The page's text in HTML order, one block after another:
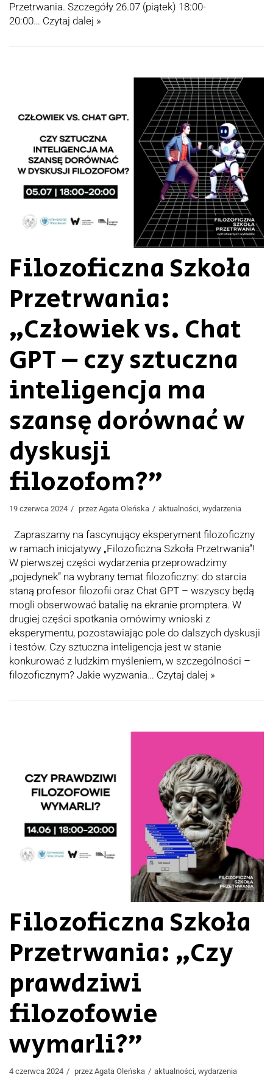
Przetrwania. Szczegóły 26.07 (piątek) 18:00-
20:00… Czytaj dalej »
Filozoficzna Szkoła
Przetrwania:
„Człowiek vs. Chat
GPT – czy sztuczna
inteligencja ma
szansę dorównać w
dyskusji
filozofom?”
19 czerwca 2024 przez Agata Oleńska aktualności, wydarzenia
Zapraszamy na fascynujący eksperyment filozoficzny
w ramach inicjatywy „Filozoficzna Szkoła Przetrwania”!
W pierwszej części wydarzenia przeprowadzimy
„pojedynek” na wybrany temat filozoficzny: do starcia
staną profesor filozofii oraz Chat GPT – wszyscy będą
mogli obserwować batalię na ekranie promptera. W
drugiej części spotkania omówimy wnioski z
eksperymentu, pozostawiając pole do dalszych dyskusji
i testów. Czy sztuczna inteligencja jest w stanie
konkurować z ludzkim myśleniem, w szczególności –
filozoficznym? Jakie wyzwania… Czytaj dalej »
Filozoficzna Szkoła
Przetrwania: „Czy
prawdziwi
filozofowie
wymarli?”
4 czerwca 2024 przez Agata Oleńska aktualności wydarzenia